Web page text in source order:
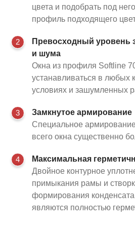
цвета и подобрать под
профиль подходящего
2
Превосходный уровень
и шума
Окна из профиля Softline
устанавливаться в любых
условиях и зашумленных
3
Замкнутое армирование
Специальное
всего окна существенно
4
Максимальная
Двойное контурное
примыкания рамы и
формирования
являются полностью